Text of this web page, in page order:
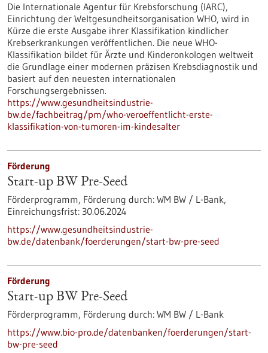
Die Internationale Agentur für Krebsforschung (IARC),
Einrichtung der Weltgesundheitsorganisation WHO, wird in
Kürze die erste Ausgabe ihrer Klassifikation kindlicher
Krebserkrankungen veröffentlichen. Die neue WHO-
Klassifikation bildet für Ärzte und Kinderonkologen weltweit
die Grundlage einer modernen präzisen Krebsdiagnostik und
basiert auf den neuesten internationalen
Forschungsergebnissen.
https://www.gesundheitsindustrie-
bw.de/fachbeitrag/pm/who-veroeffentlicht-erste-
klassifikation-von-tumoren-im-kindesalter
Förderung
Start-up BW Pre-Seed
Förderprogramm, Förderung durch: WM BW / L-Bank,
Einreichungsfrist: 30.06.2024
https://www.gesundheitsindustrie-
bw.de/datenbank/foerderungen/start-bw-pre-seed
Förderung
Start-up BW Pre-Seed
Förderprogramm, Förderung durch: WM BW / L-Bank
https://www.bio-pro.de/datenbanken/foerderungen/start-
bw-pre-seed